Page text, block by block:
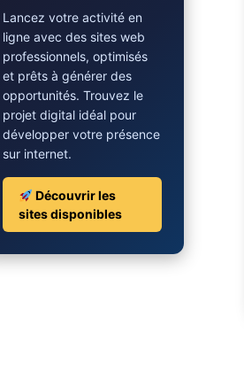
Lancez votre activité en
ligne avec des sites web
professionnels, optimisés
et prêts à générer des
opportunités. Trouvez le
projet digital idéal pour
développer votre présence
sur internet.
Découvrir les
sites disponibles